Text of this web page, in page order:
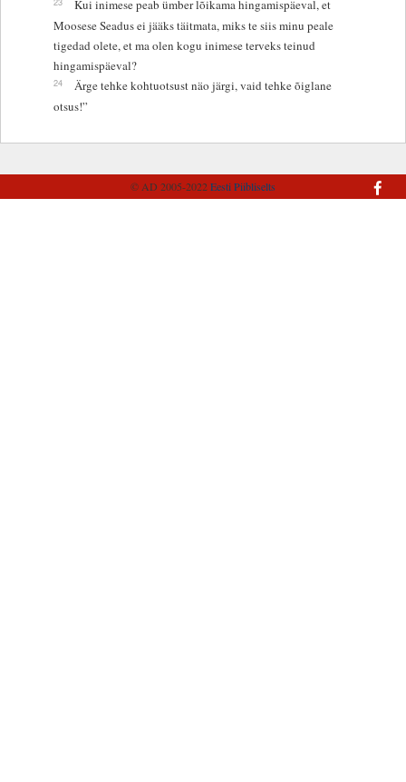
Kui inimese peab ümber lõikama hingamispäeval, et
Moosese Seadus ei jääks täitmata, miks te siis minu peale
tigedad olete, et ma olen kogu inimese terveks teinud
hingamispäeval?
24
Ärge tehke kohtuotsust näo järgi, vaid tehke õiglane
otsus!”
© AD 2005-2022Eesti Piibliselts